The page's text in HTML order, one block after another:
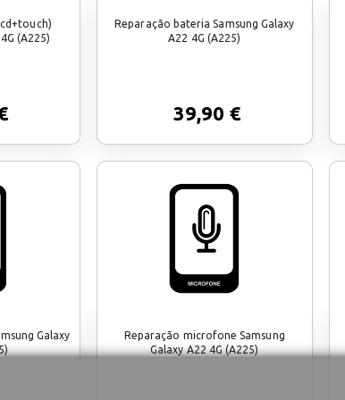
(A225)
Reparação bateria Samsung Galaxy
A22 4G (A225)
39,90 €
Galaxy
Reparação microfone Samsung
Galaxy A22 4G (A225)